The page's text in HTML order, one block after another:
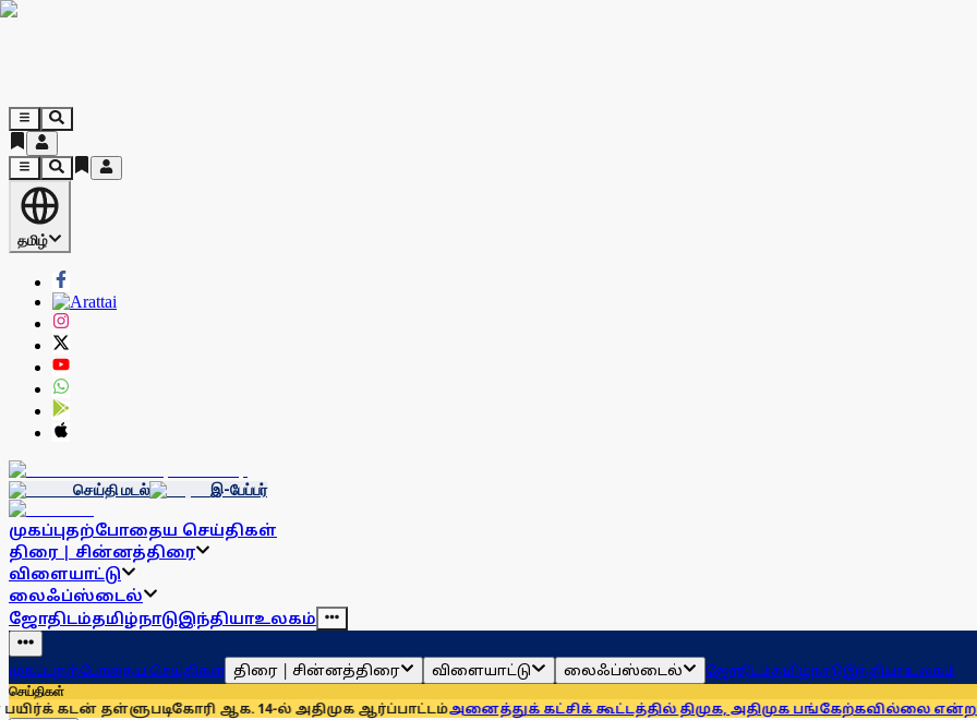
தமிழ்
செய்தி மடல் இ-பேப்பர்
முகப்புதற்போதைய செய்திகள்
திரை | சின்னத்திரை
விளையாட்டு
லைஃப்ஸ்டைல்
ஜோதிடம்தமிழ்நாடுஇந்தியாஉலகம்
முகப்புதற்போதைய செய்திகள் திரை | சின்னத்திரை விளையாட்டு லைஃப்ஸ்டைல் ஜோதிடம்தமிழ்நாடுஇந்தியாஉலகம்
செய்திகள்
ஆக. 14-ல் அதிமுக ஆர்ப்பாட்டம்அனைத்துக் கட்சிக் கூட்டத்தில் திமுக, அதிமுக பங்கேற்கவில்லை என்றாலும் இதே